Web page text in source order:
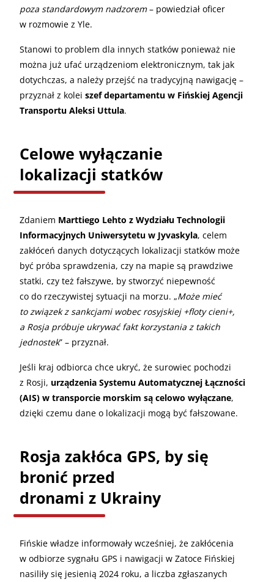
poza standardowym nadzorem– powiedział oficer
w rozmowie z Yle.
Stanowi to problem dla innych statków ponieważ nie
można już ufać urządzeniom elektronicznym, tak jak
dotychczas, a należy przejść na tradycyjną nawigację –
przyznał z kolei szef departamentu w Fińskiej Agencji
Transportu Aleksi Uttula.
Celowe wyłączanie
lokalizacji statków
Zdaniem Marttiego Lehto z Wydziału Technologii
Informacyjnych Uniwersytetu w Jyvaskyla, celem
zakłóceń danych dotyczących lokalizacji statków może
być próba sprawdzenia, czy na mapie są prawdziwe
statki, czy też fałszywe, by stworzyć niepewność
co do rzeczywistej sytuacji na morzu. „Może mieć
to związek z sankcjami wobec rosyjskiej +floty cieni+,
a Rosja próbuje ukrywać fakt korzystania z takich
jednostek” – przyznał.
Jeśli kraj odbiorca chce ukryć, że surowiec pochodzi
z Rosji, urządzenia Systemu Automatycznej Łączności
(AIS) w transporcie morskim są celowo wyłączane,
dzięki czemu dane o lokalizacji mogą być fałszowane.
Rosja zakłóca GPS, by się
bronić przed
dronami z Ukrainy
Fińskie władze informowały wcześniej, że zakłócenia
w odbiorze sygnału GPS i nawigacji w Zatoce Fińskiej
nasiliły się jesienią 2024 roku, a liczba zgłaszanych